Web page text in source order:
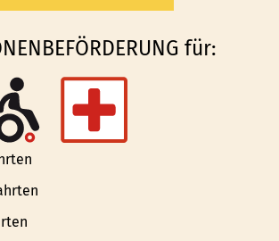
für: